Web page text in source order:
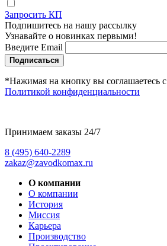
Запросить КП
Подпишитесь на нашу рассылку
Узнавайте о новинках первыми!
Введите Email
Подписаться
*Нажимая на кнопку вы соглашаетесь с
Политикой конфиденциальности
Принимаем заказы 24/7
8 (495) 640-2289
zakaz@zavodkomax.ru
О компании
О компании
История
Миссия
Карьера
Производство